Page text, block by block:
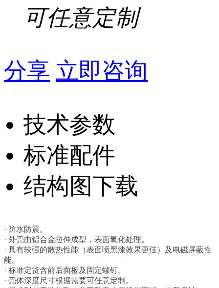
可任意定制
分享 立即咨询
技术参数
标准配件
结构图下载
· 防水防震。
· 外壳由铝合金拉伸成型，表面氧化处理。
· 具有较强的散热性能（表面喷黑漆效果更佳）及电磁屏蔽性
能。
· 标准定货含前后面板及固定螺钉。
· 壳体深度尺寸根据需要可任意定制。